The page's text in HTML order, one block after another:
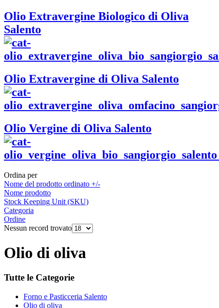
Olio Extravergine Biologico di Oliva
Salento
Olio Extravergine di Oliva Salento
Olio Vergine di Oliva Salento
Ordina per
Nome del prodotto ordinato +/-
Nome prodotto
Stock Keeping Unit (SKU)
Categoria
Ordine
Nessun record trovato
Olio di oliva
Tutte le Categorie
Forno e Pasticceria Salento
Olio di oliva